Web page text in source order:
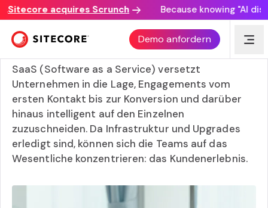
acquires Scrunch Because knowing "AI
Demo anfordern
Warum SaaS? Cloud und die Zukunft des Content-
Managements
SaaS (Software as a Service) versetzt
Unternehmen in die Lage, Engagements vom
ersten Kontakt bis zur Konversion und darüber
hinaus intelligent auf den Einzelnen
zuzuschneiden. Da Infrastruktur und Upgrades
erledigt sind, können sich die Teams auf das
Wesentliche konzentrieren: das Kundenerlebnis.